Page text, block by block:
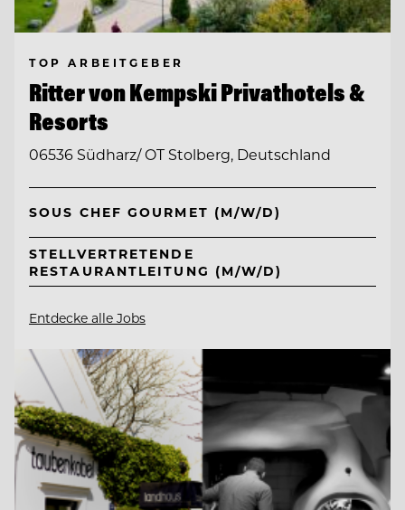
TOP ARBEITGEBER
Ritter von Kempski Privathotels &
Resorts
06536 Südharz/ OT Stolberg, Deutschland
SOUS CHEF GOURMET (M/W/D)
STELLVERTRETENDE
RESTAURANTLEITUNG (M/W/D)
Entdecke alle Jobs